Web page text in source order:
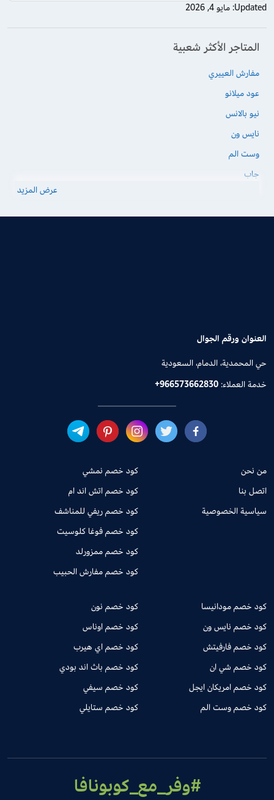
Updated: مايو 4, 2026
المتاجر الأكثر شعبية
مفارش العييري
عود ميلانو
نيو بالانس
نايس ون
وست الم
جاب
عرض المزيد
العنوان ورقم الجوال
حي المحمدية، الدمام، السعودية
خدمة العملاء:+966573662830
من نحن
اتصل بنا
سياسية الخصوصية
كود خصم نمشي
كود خصم اتش اند ام
كود خصم ريفي للمناشف
كود خصم فوغا كلوسيت
كود خصم ممزورلد
كود خصم مفارش الحبيب
كود خصم مودانيسا
كود خصم نايس ون
كود خصم فارفيتش
كود خصم شي ان
كود خصم امريكان ايجل
كود خصم وست الم
كود خصم نون
كود خصم اوناس
كود خصم اي هيرب
كود خصم باث اند بودي
كود خصم سيفي
كود خصم ستايلي
#وفر_مع_كوبونافا